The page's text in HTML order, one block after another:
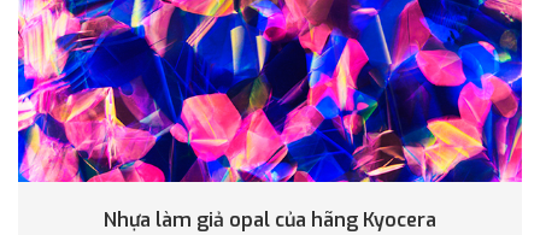
Nhựa làm giả opal của hãng Kyocera